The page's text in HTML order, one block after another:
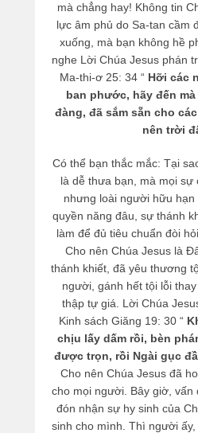
mà chẳng hay! Không tin
lực âm phủ do Sa-tan cầm
xuống, mà bạn không hề
nghe Lời Chúa Jesus phán
Ma-thi-ơ 25: 34 “ Hỡi các
ban phước, hãy đến
đàng, đã sắm sẵn cho
nên trời
Có thể bạn thắc mắc: Tại
là dễ thưa bạn, mà mọi sự
nhưng loài người hữu hạn
quyền năng đâu, sự thánh
làm để đủ tiêu chuẩn đòi
Cho nên Chúa Jesus là
thánh khiết, đã yêu thương
người, gánh hết tội lỗi
thập tự giá. Lời Chúa
Kinh sách Giăng 19: 30 “
chịu lấy dấm rồi, bèn
được trọn, rồi Ngài gục
Cho nên Chúa Jesus đã
cho mọi người. Bây giờ, vấn
đón nhận sự hy sinh của
sinh cho mình. Thì người